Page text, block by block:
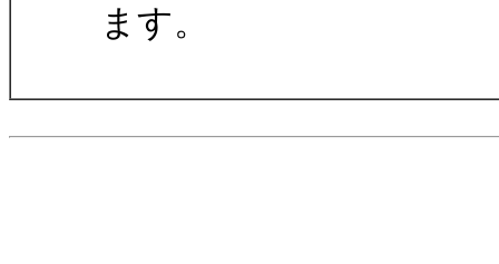
ます。